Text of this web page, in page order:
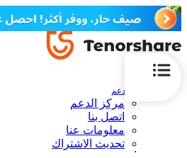
الدعم
مركز الدعم
اتصل بنا
معلومات عنا
تحديث الاشتراك